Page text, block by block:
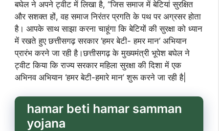
बघेल ने अपने ट्वीट में लिखा है, ‘‘जिस समाज में बेटियां सुरक्षित
और सशक्त हों, वह समाज निरंतर प्रगति के पथ पर अग्रसर होता
है। आपके साथ साझा करना चाहूंगा कि बेटियों की सुरक्षा को ध्यान
में रखते हुए छत्तीसगढ़ सरकार ‘हमर बेटी- हमर मान‘ अभियान
प्रारंभ करने जा रही है।छत्तीसगढ़ के मुख्यमंत्री भूपेश बघेल ने
ट्वीट किया कि राज्य सरकार महिला सुरक्षा की दिशा में एक
अभिनव अभियान ‘हमर बेटी-हमारे मान’ शुरू करने जा रही है|
hamar beti hamar samman
yojana